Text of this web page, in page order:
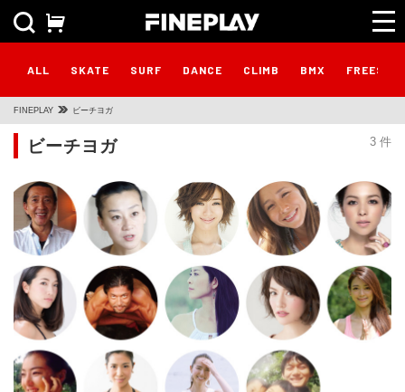
ALL SKATE SURF DANCE CLIMB BMX
FINEPLAY ビーチヨガ
3 件
ビーチヨガ